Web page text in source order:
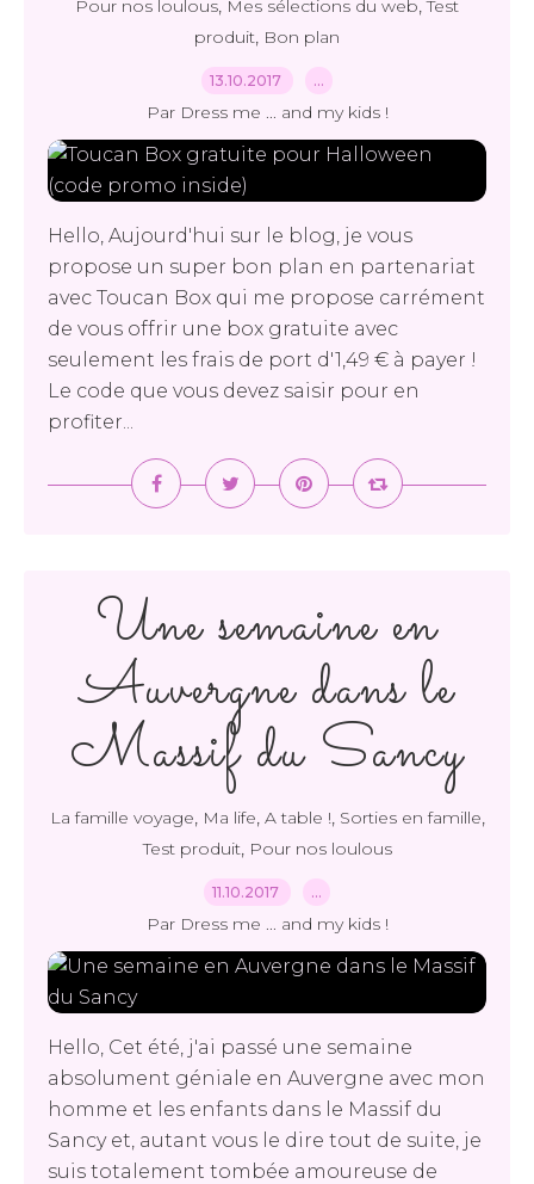
Pour nos loulous, Mes sélections du web,Test
produit, Bon plan
13.10.2017 …
Par Dress me ... and my kids !
Hello, Aujourd'hui sur le blog, je vous
propose un super bon plan en partenariat
avec Toucan Box qui me propose carrément
de vous offrir une box gratuite avec
seulement les frais de port d'1,49 € à payer !
Le code que vous devez saisir pour en
profiter...
Une semaine en
Auvergne dans le
Massif du Sancy
La famille voyage, Ma life, A table !, Sorties en famille,
Test produit, Pour nos loulous
11.10.2017 …
Par Dress me ... and my kids !
Hello, Cet été, j'ai passé une semaine
absolument géniale en Auvergne avec mon
homme et les enfants dans le Massif du
Sancy et, autant vous le dire tout de suite, je
suis totalement tombée amoureuse de